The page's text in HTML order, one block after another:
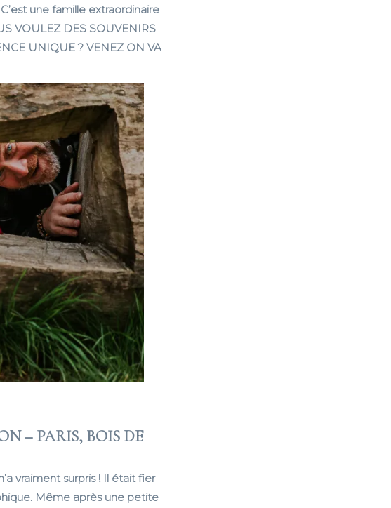
une famille extraordinaire
VOULEZ DES SOUVENIRS
UNIQUE ? VENEZ ON VA
– PARIS, BOIS DE
vraiment surpris ! Il était fier
Même après une petite